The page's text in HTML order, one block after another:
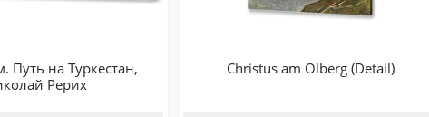
Путь на Туркестан,
Рерих
Christus am Olberg (Detail)